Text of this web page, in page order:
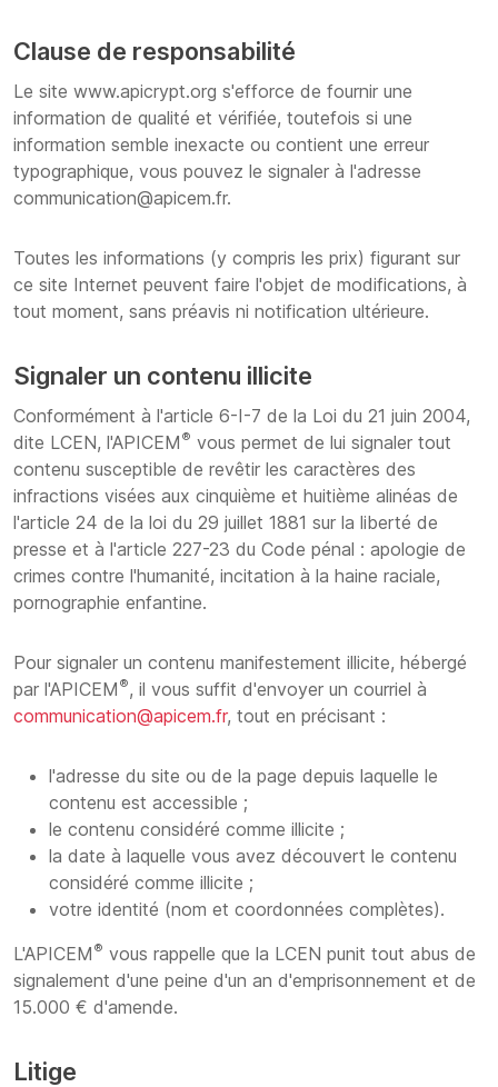
Clause de responsabilité
Le site www.apicrypt.org s'efforce de fournir une
information de qualité et vérifiée, toutefois si une
information semble inexacte ou contient une erreur
typographique, vous pouvez le signaler à l'adresse
communication@apicem.fr.
Toutes les informations (y compris les prix) figurant sur
ce site Internet peuvent faire l'objet de modifications, à
tout moment, sans préavis ni notification ultérieure.
Signaler un contenu illicite
Conformément à l'article 6-I-7 de la Loi du 21 juin 2004,
dite LCEN, l'APICEM ® vous permet de lui signaler tout
contenu susceptible de revêtir les caractères des
infractions visées aux cinquième et huitième alinéas de
l'article 24 de la loi du 29 juillet 1881 sur la liberté de
presse et à l'article 227-23 du Code pénal : apologie de
crimes contre l'humanité, incitation à la haine raciale,
pornographie enfantine.
Pour signaler un contenu manifestement illicite, hébergé
par l'APICEM ®, il vous suffit d'envoyer un courriel à
communication@apicem.fr, tout en précisant :
l'adresse du site ou de la page depuis laquelle le
contenu est accessible ;
le contenu considéré comme illicite ;
la date à laquelle vous avez découvert le contenu
considéré comme illicite ;
votre identité (nom et coordonnées complètes).
L'APICEM ® vous rappelle que la LCEN punit tout abus de
signalement d'une peine d'un an d'emprisonnement et de
15.000 € d'amende.
Litige